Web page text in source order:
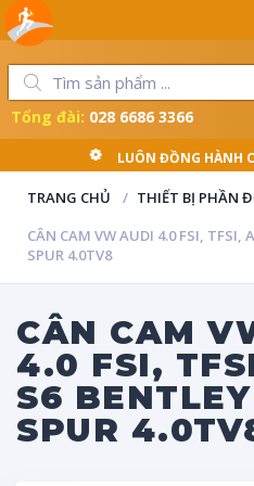
LUÔN ĐỒNG HÀNH
Tổng đài: 028 6686 3366
TRANG CHỦ
THIẾT BỊ PHẦN
CÂN CAM VW AUDI 4.0 FSI, TFSI,
SPUR 4.0TV8
CÂN CAM
4.0 FSI,
S6
SPUR